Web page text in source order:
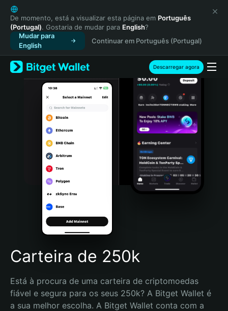
English
日本語
Tiếng Việt
Русский
Español (Latinoamérica)
Türkçe
Italiano
Português (Portugal)
Bahasa Indonesia
Português (Brasil)
Español (Argentina)
De momento, está a visualizar esta página em Português
(Portugal). Gostaria de mudar para English?
Mudar para
English
Continuar em Português (Portugal)
Descarregar agora
Carteira de 250k
Está à procura de uma carteira de criptomoedas
fiável e segura para os seus 250k? A Bitget Wallet é
a sua melhor escolha. A Bitget Wallet conta com a